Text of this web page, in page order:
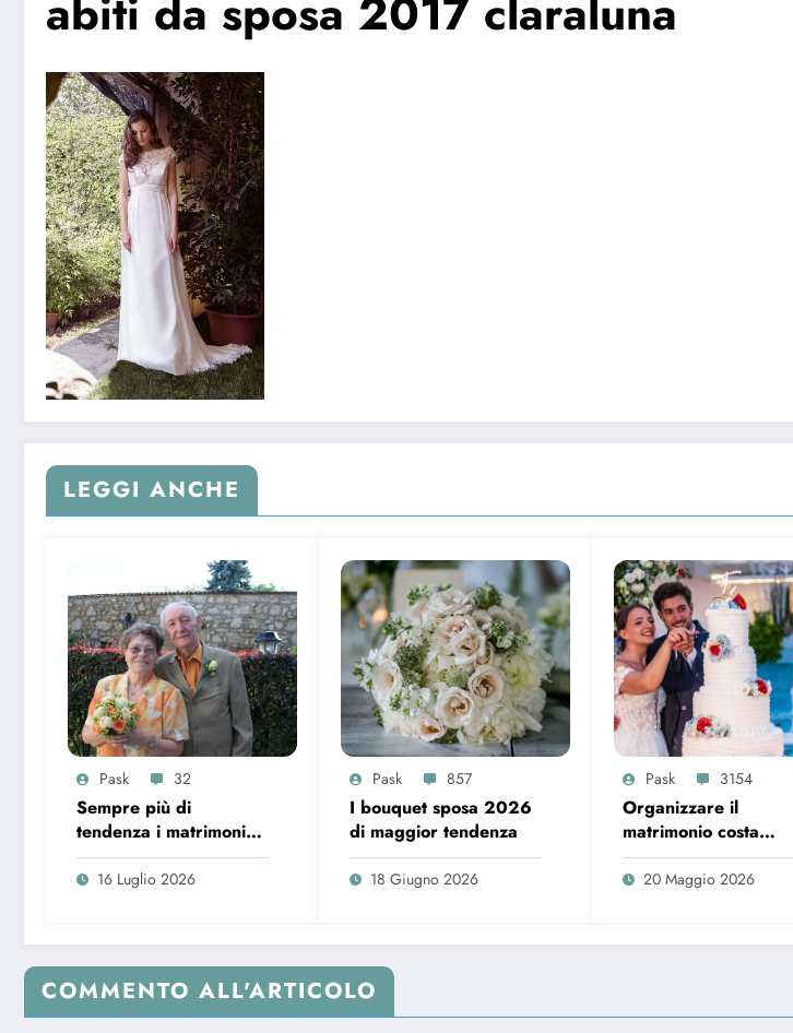
LEGGI ANCHE
Pask 32
Sempre più di
tendenza i matrimoni
over 65 in Italia
16 Luglio 2026
Pask 857
I bouquet sposa 2026
di maggior tendenza
18 Giugno 2026
Pask 3154
Organizzare il
matrimonio costa
sempre di più, ecco i
dati del 2026
20 Maggio 2026
COMMENTO ALL'ARTICOLO